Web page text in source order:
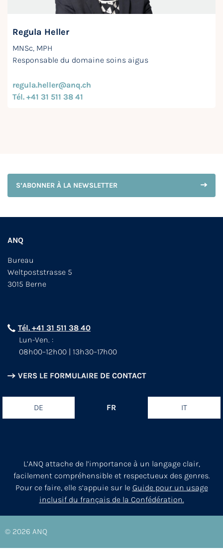
Regula Heller
MNSc, MPH
Responsable du domaine soins aigus
regula.heller@anq.ch
Tél. +41 31 511 38 41
S’ABONNER À LA NEWSLETTER
ANQ
Bureau
Weltpoststrasse 5
3015 Berne
Tél. +41 31 511 38 40
Lun-Ven. :
08h00–12h00 | 13h30–17h00
VERS LE FORMULAIRE DE CONTACT
DE FR IT
L’ANQ attache de l’importance à un langage clair,
facilement compréhensible et respectueux des genres.
Pour ce faire, elle s’appuie sur le Guide pour un usage
inclusif du français de la Confédération.
© 2026 ANQ